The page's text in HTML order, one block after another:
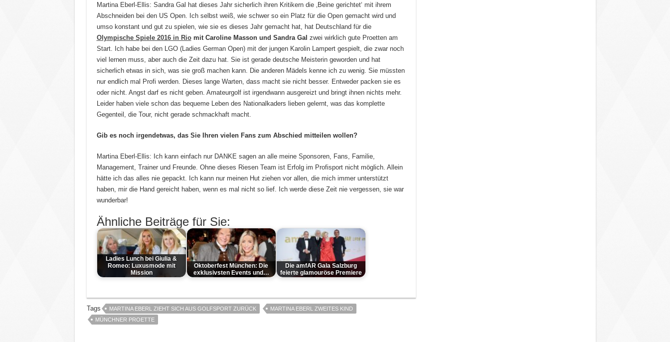
Martina Eberl-Ellis: Sandra Gal hat dieses Jahr sicherlich ihren Kritikern die ‚Beine gerichtet‘ mit ihrem
Abschneiden bei den US Open. Ich selbst weiß, wie schwer so ein Platz für die Open gemacht wird und
umso konstant und gut zu spielen, wie sie es dieses Jahr gemacht hat, hat Deutschland für die
Olympische Spiele 2016 in Riomit Caroline Masson und Sandra Gal zwei wirklich gute Proetten am
Start. Ich habe bei den LGO (Ladies German Open) mit der jungen Karolin Lampert gespielt, die zwar noch
viel lernen muss, aber auch die Zeit dazu hat. Sie ist gerade deutsche Meisterin geworden und hat
sicherlich etwas in sich, was sie groß machen kann. Die anderen Mädels kenne ich zu wenig. Sie müssten
nur endlich mal Profi werden. Dieses lange Warten, dass macht sie nicht besser. Entweder packen sie es
oder nicht. Angst darf es nicht geben. Amateurgolf ist irgendwann ausgereizt und bringt ihnen nichts mehr.
Leider haben viele schon das bequeme Leben des Nationalkaders lieben gelernt, was das komplette
Gegenteil, die Tour, nicht gerade schmackhaft macht.
Gib es noch irgendetwas, das Sie Ihren vielen Fans zum Abschied mitteilen wollen?
Martina Eberl-Ellis: Ich kann einfach nur DANKE sagen an alle meine Sponsoren, Fans, Familie,
Management, Trainer und Freunde. Ohne dieses Riesen Team ist Erfolg im Profisport nicht möglich. Allein
hätte ich das alles nie gepackt. Ich kann nur meinen Hut ziehen vor allen, die mich immer unterstützt
haben, mir die Hand gereicht haben, wenn es mal nicht so lief. Ich werde diese Zeit nie vergessen, sie war
wunderbar!
Ähnliche Beiträge für Sie:
Ladies Lunch bei Giulia &
Romeo: Luxusmode mit
Mission
Oktoberfest München: Die
exklusivsten Events und…
Die amfAR Gala Salzburg
feierte glamouröse Premiere
Tags MARTINA EBERL ZIEHT SICH AUS GOLFSPORT ZURÜCK
MARTINA EBERL ZWEITES KIND
MÜNCHNER PROETTE